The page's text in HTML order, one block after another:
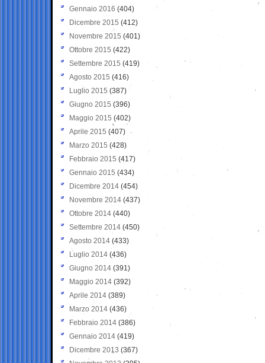
Gennaio 2016 (404)
Dicembre 2015 (412)
Novembre 2015 (401)
Ottobre 2015 (422)
Settembre 2015 (419)
Agosto 2015 (416)
Luglio 2015 (387)
Giugno 2015 (396)
Maggio 2015 (402)
Aprile 2015 (407)
Marzo 2015 (428)
Febbraio 2015 (417)
Gennaio 2015 (434)
Dicembre 2014 (454)
Novembre 2014 (437)
Ottobre 2014 (440)
Settembre 2014 (450)
Agosto 2014 (433)
Luglio 2014 (436)
Giugno 2014 (391)
Maggio 2014 (392)
Aprile 2014 (389)
Marzo 2014 (436)
Febbraio 2014 (386)
Gennaio 2014 (419)
Dicembre 2013 (367)